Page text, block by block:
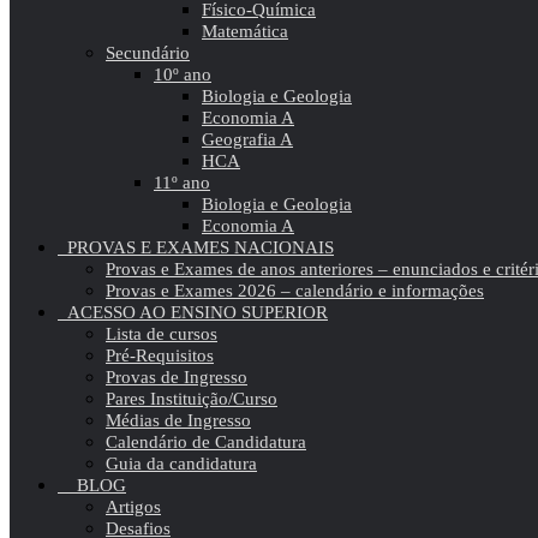
Físico-Química
Matemática
Secundário
10º ano
Biologia e Geologia
Economia A
Geografia A
HCA
11º ano
Biologia e Geologia
Economia A
PROVAS E EXAMES NACIONAIS
Provas e Exames de anos anteriores – enunciados e
Provas e Exames 2026 – calendário e informações
ACESSO AO ENSINO SUPERIOR
Lista de cursos
Pré-Requisitos
Provas de Ingresso
Pares Instituição/Curso
Médias de Ingresso
Calendário de Candidatura
Guia da candidatura
BLOG
Artigos
Desafios